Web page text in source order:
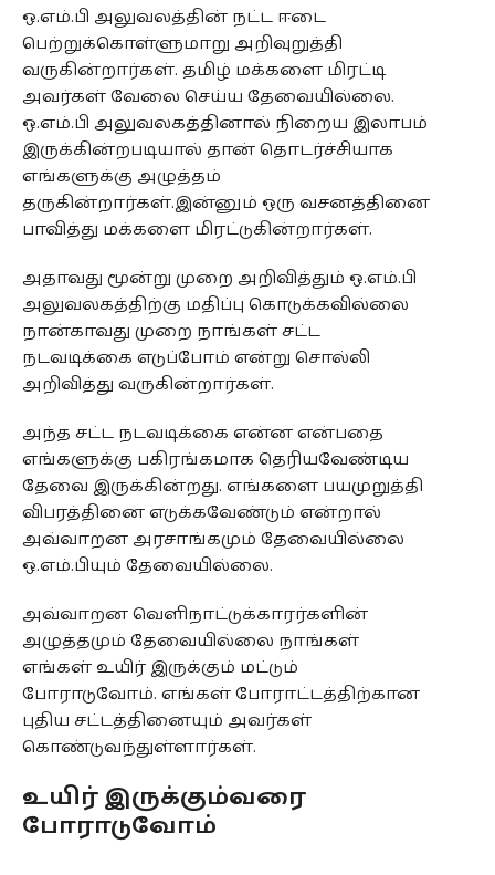
ஒ.எம்.பி அலுவலத்தின் நட்ட ஈடை
பெற்றுக்கொள்ளுமாறு அறிவுறுத்தி
வருகின்றார்கள். தமிழ் மக்களை மிரட்டி
அவர்கள் வேலை செய்ய தேவையில்லை.
ஒ.எம்.பி அலுவலகத்தினால் நிறைய இலாபம்
இருக்கின்றபடியால் தான் தொடர்ச்சியாக
எங்களுக்கு அழுத்தம்
தருகின்றார்கள்.இன்னும் ஒரு வசனத்தினை
பாவித்து மக்களை மிரட்டுகின்றார்கள்.
அதாவது மூன்று முறை அறிவித்தும் ஒ.எம்.பி
அலுவலகத்திற்கு மதிப்பு கொடுக்கவில்லை
நான்காவது முறை நாங்கள் சட்ட
நடவடிக்கை எடுப்போம் என்று சொல்லி
அறிவித்து வருகின்றார்கள்.
அந்த சட்ட நடவடிக்கை என்ன என்பதை
எங்களுக்கு பகிரங்கமாக தெரியவேண்டிய
தேவை இருக்கின்றது. எங்களை பயமுறுத்தி
விபரத்தினை எடுக்கவேண்டும் என்றால்
அவ்வாறன அரசாங்கமும் தேவையில்லை
ஒ.எம்.பியும் தேவையில்லை.
அவ்வாறன வெளிநாட்டுக்காரர்களின்
அழுத்தமும் தேவையில்லை நாங்கள்
எங்கள் உயிர் இருக்கும் மட்டும்
போராடுவோம். எங்கள் போராட்டத்திற்கான
புதிய சட்டத்தினையும் அவர்கள்
கொண்டுவந்துள்ளார்கள்.
உயிர் இருக்கும்வரை
போராடுவோம்